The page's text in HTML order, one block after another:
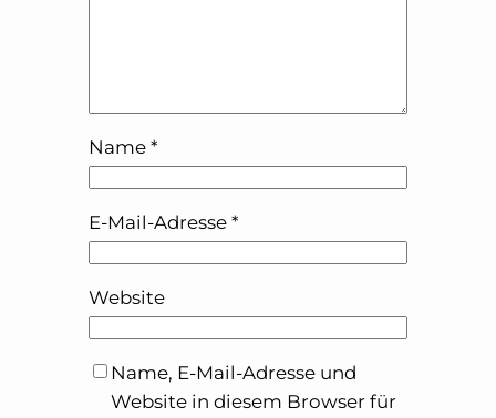
Name *
E-Mail-Adresse *
Website
Name, E-Mail-Adresse und
Website in diesem Browser für